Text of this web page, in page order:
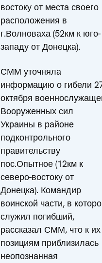
востоку от места своего
расположения в
г.Волноваха (52км к юго-
западу от Донецка).
СММ уточняла
информацию о гибели
октября
Вооруженных сил
Украины в районе
подконтрольного
правительству
пос.Опытное (12км к
северо-востоку от
Донецка). Командир
воинской части, в
служил погибший,
рассказал СММ, что к их
позициям приблизилась
неопознанная